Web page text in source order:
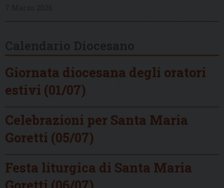
Giornata diocesana degli oratori
estivi (01/07)
Celebrazioni per Santa Maria
Goretti (05/07)
Festa liturgica di Santa Maria